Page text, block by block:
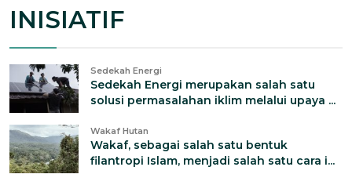
INISIATIF
Sedekah Energi
Sedekah Energi merupakan salah satu
solusi permasalahan iklim melalui upaya ...
Wakaf Hutan
Wakaf, sebagai salah satu bentuk
filantropi Islam, menjadi salah satu cara i...